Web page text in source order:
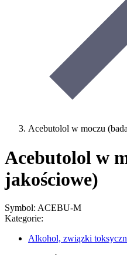
Acebutolol w moczu
Acebutolol w
jakościowe)
Symbol: ACEBU-M
Kategorie:
Alkohol, związki